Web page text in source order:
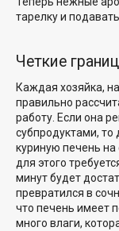
тарелку и
Четкие
Каждая хозяйка,
правильно
работу. Если она
субпродуктами, то
куриную печень
для этого
минут будет
превратился в
что печень имеет
много влаги,